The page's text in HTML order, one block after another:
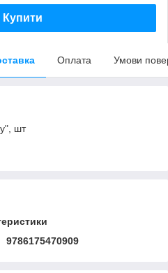
Купити
Оплата Умови
шт
9786175470909